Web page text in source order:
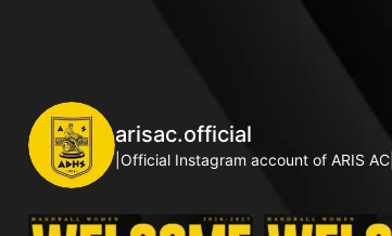
arisac.official
|Official Instagram account of ARIS AC|